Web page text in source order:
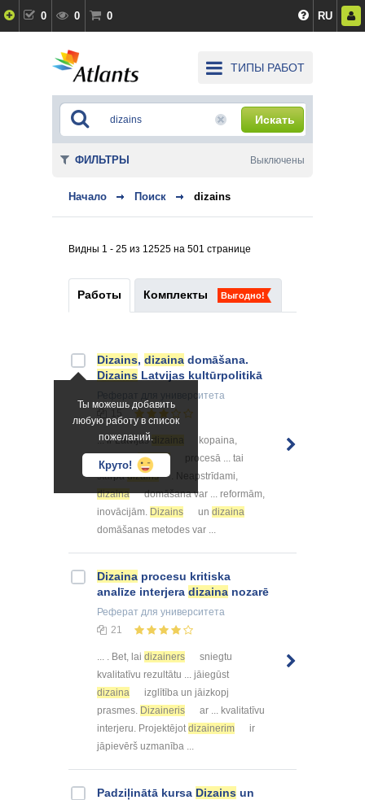
0 0 0 RU
ТИПЫ РАБОТ
Искать
Начало Поиск dizains
Видны 1 - 25 из 12525 на 501 странице
Работы Комплекты Выгодно!
Ты можешь добавить
любую работу в список
пожеланий.
Круто!
Dizains, dizaina domāšana.
Dizains Latvijas kultūrpolitikā
для университета
... ir Latvijasdizaina
kopaina,
galvenie dizaina
procesā ... tai
starpādizains
. Neapstrīdami,
dizaina
domāšana var ... reformām,
inovācijām. Dizains un dizaina
domāšanas metodes var ...
Dizaina procesu kritiska
analīze interjera dizaina nozarē
Реферат для университета
21
... . Bet, lai dizainers
sniegtu
kvalitatīvu rezultātu ... jāiegūst
dizaina
izglītība un jāizkopj
prasmes. Dizaineris
ar ... kvalitatīvu
interjeru. Projektējot dizainerim
ir
jāpievērš uzmanība ...
Padziļinātā kursa Dizains un
ФИЛЬТРЫ Выключены